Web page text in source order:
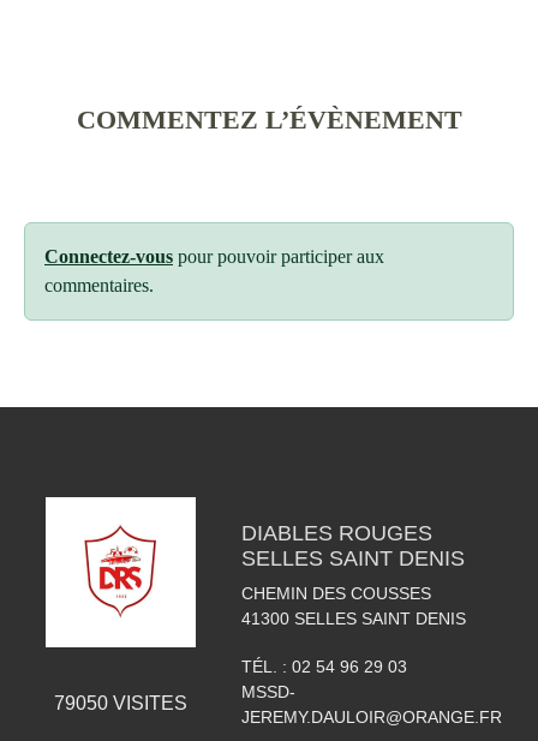
COMMENTEZ L’ÉVÈNEMENT
Connectez-vous pour pouvoir participer aux
commentaires.
79050VISITES
DIABLES ROUGES
SELLES SAINT DENIS
CHEMIN DES COUSSES
41300 SELLES SAINT DENIS
TÉL. : 02 54 96 29 03
MSSD-
JEREMY.DAULOIR@ORANGE.FR